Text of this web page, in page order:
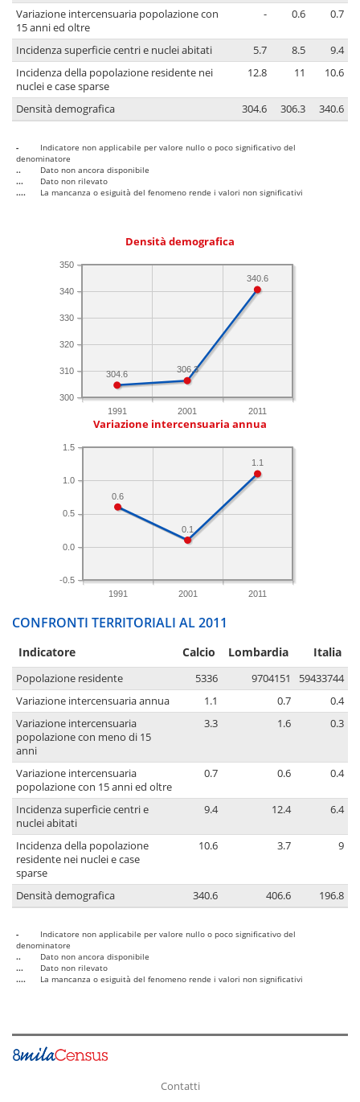
Variazione intercensuaria popolazione con
15 anni ed oltre
- 0.6 0.7
Incidenza superficie centri e nuclei abitati 5.7 8.5
9.4
Incidenza della popolazione residente nei
nuclei e case sparse
12.8 11 10.6
Densità demografica 304.6 306.3 340.6
-
Indicatore non applicabile per valore nullo o poco significativo del
denominatore
..
Dato non ancora disponibile
...
Dato non rilevato
....
La mancanza o esiguità del fenomeno rende i valori non significativi
Densità demografica
1991 2001 2011
300
310
320
330
340
350
340.6
306.3
304.6
Variazione intercensuaria annua
1991 2001 2011
-0.5
0.0
0.5
1.0
1.5
1.1
0.1
0.6
CONFRONTI TERRITORIALI AL 2011
Indicatore Calcio Lombardia Italia
Popolazione residente 5336 9704151
59433744
Variazione intercensuaria annua
1.1 0.7
0.4
Variazione intercensuaria
popolazione con meno di 15
anni
3.3 1.6 0.3
Variazione intercensuaria
popolazione con 15 anni ed oltre
0.7 0.6 0.4
Incidenza superficie centri e
nuclei abitati
9.4 12.4 6.4
Incidenza della popolazione
residente nei nuclei e case
sparse
10.6 3.7 9
Densità demografica 340.6 406.6 196.8
-
Indicatore non applicabile per valore nullo o poco significativo del
denominatore
..
Dato non ancora disponibile
...
Dato non rilevato
....
La mancanza o esiguità del fenomeno rende i valori non significativi
Contatti